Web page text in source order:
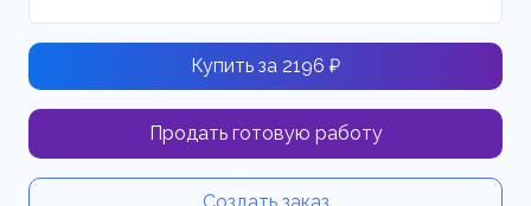
Купить за 2196 ₽
Продать готовую работу